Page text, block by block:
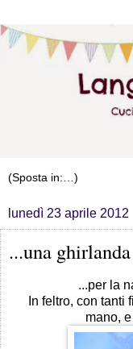
lunedì 23 aprile 2012
...una
...per la
In feltro, con tanti
mano,